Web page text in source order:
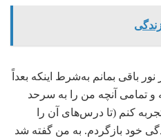
باقی بمانم به‌شرط اینکه بعداً
و تمامی آنچه من را به سرحد
کنم (تا درس‌های آن را
خود بازگردم. به من گفته شد